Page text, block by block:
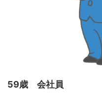
59歳 会社員